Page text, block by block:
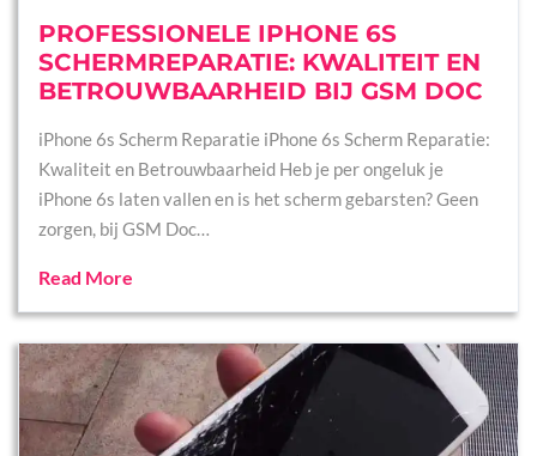
PROFESSIONELE IPHONE 6S
SCHERMREPARATIE: KWALITEIT EN
BETROUWBAARHEID BIJ GSM DOC
iPhone 6s Scherm Reparatie iPhone 6s Scherm Reparatie:
Kwaliteit en Betrouwbaarheid Heb je per ongeluk je
iPhone 6s laten vallen en is het scherm gebarsten? Geen
zorgen, bij GSM Doc…
Read More